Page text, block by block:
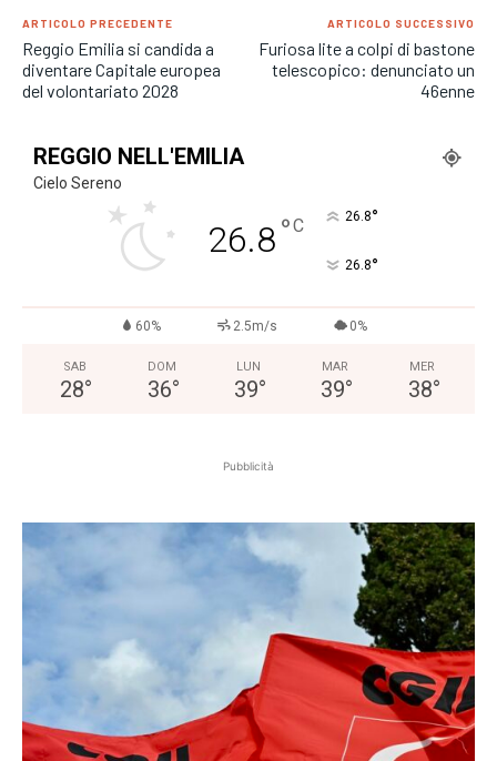
ARTICOLO PRECEDENTE
Reggio Emilia si candida a
diventare Capitale europea
del volontariato 2028
ARTICOLO SUCCESSIVO
Furiosa lite a colpi di bastone
telescopico: denunciato un
46enne
REGGIO NELL'EMILIA
Cielo Sereno
26.8°C 26.8°
26.8°
60% 2.5m/s 0%
SAB
28°
DOM
36°
LUN
39°
MAR
39°
MER
38°
Pubblicità